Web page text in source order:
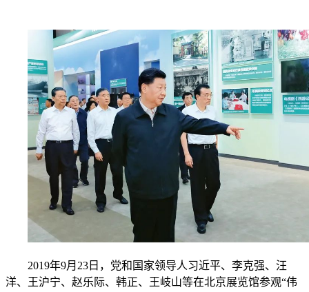
2019年9月23日，党和国家领导人习近平、李克强、汪
洋、王沪宁、赵乐际、韩正、王岐山等在北京展览馆参观“伟